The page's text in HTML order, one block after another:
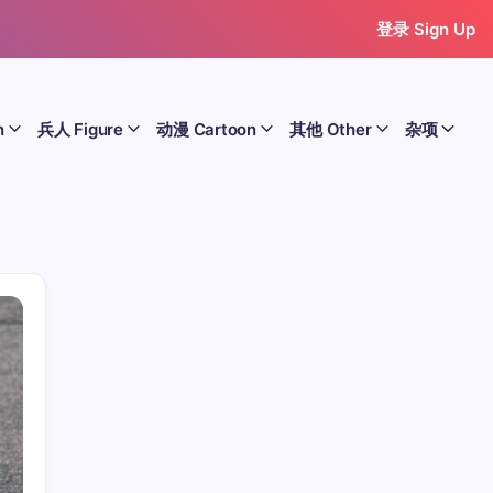
登录 Sign Up
兵人 Figure 动漫 Cartoon 其他 Other 杂项